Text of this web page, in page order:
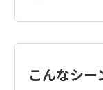
こんなシ